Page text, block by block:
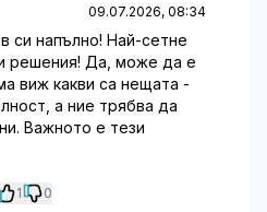
09.07.2026, 08:34
си напълно! Най-сетне
решения! Да, може да е
виж какви са нещата -
а ние трябва да
Важното е тези
1 0